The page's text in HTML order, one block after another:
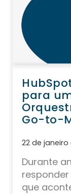
para
Go-to-
22 de janeiro
Durante
que